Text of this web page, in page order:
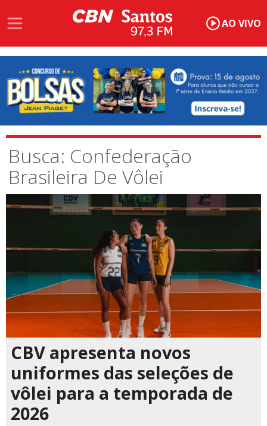
AO VIVO
Busca: Confederação
Brasileira De Vôlei
CBV apresenta novos
uniformes das seleções de
vôlei para a temporada de
2026